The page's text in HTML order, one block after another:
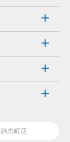
錦糸町店